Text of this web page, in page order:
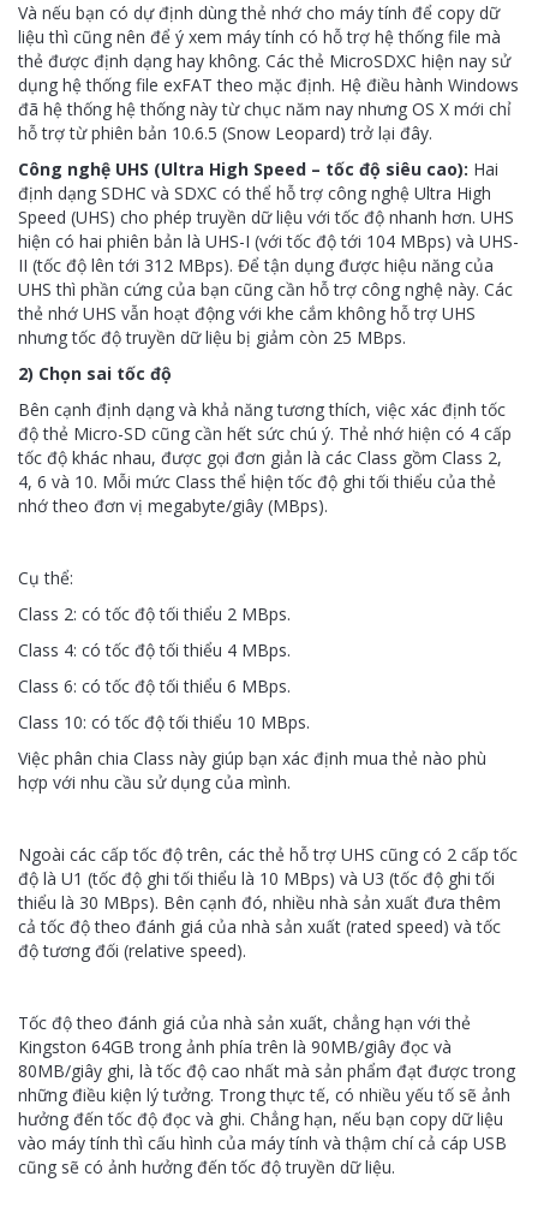
Và nếu bạn có dự định dùng thẻ nhớ cho máy tính để copy dữ
liệu thì cũng nên để ý xem máy tính có hỗ trợ hệ thống file mà
thẻ được định dạng hay không. Các thẻ MicroSDXC hiện nay sử
dụng hệ thống file exFAT theo mặc định. Hệ điều hành Windows
đã hệ thống hệ thống này từ chục năm nay nhưng OS X mới chỉ
hỗ trợ từ phiên bản 10.6.5 (Snow Leopard) trở lại đây.
Công nghệ UHS (Ultra High Speed – tốc độ siêu cao): Hai
định dạng SDHC và SDXC có thể hỗ trợ công nghệ Ultra High
Speed (UHS) cho phép truyền dữ liệu với tốc độ nhanh hơn. UHS
hiện có hai phiên bản là UHS-I (với tốc độ tới 104 MBps) và UHS-
II (tốc độ lên tới 312 MBps). Để tận dụng được hiệu năng của
UHS thì phần cứng của bạn cũng cần hỗ trợ công nghệ này. Các
thẻ nhớ UHS vẫn hoạt động với khe cắm không hỗ trợ UHS
nhưng tốc độ truyền dữ liệu bị giảm còn 25 MBps.
2) Chọn sai tốc độ
Bên cạnh định dạng và khả năng tương thích, việc xác định tốc
độ thẻ Micro-SD cũng cần hết sức chú ý. Thẻ nhớ hiện có 4 cấp
tốc độ khác nhau, được gọi đơn giản là các Class gồm Class 2,
4, 6 và 10. Mỗi mức Class thể hiện tốc độ ghi tối thiểu của thẻ
nhớ theo đơn vị megabyte/giây (MBps).
Cụ thể:
Class 2: có tốc độ tối thiểu 2 MBps.
Class 4: có tốc độ tối thiểu 4 MBps.
Class 6: có tốc độ tối thiểu 6 MBps.
Class 10: có tốc độ tối thiểu 10 MBps.
Việc phân chia Class này giúp bạn xác định mua thẻ nào phù
hợp với nhu cầu sử dụng của mình.
Ngoài các cấp tốc độ trên, các thẻ hỗ trợ UHS cũng có 2 cấp tốc
độ là U1 (tốc độ ghi tối thiểu là 10 MBps) và U3 (tốc độ ghi tối
thiểu là 30 MBps). Bên cạnh đó, nhiều nhà sản xuất đưa thêm
cả tốc độ theo đánh giá của nhà sản xuất (rated speed) và tốc
độ tương đối (relative speed).
Tốc độ theo đánh giá của nhà sản xuất, chẳng hạn với thẻ
Kingston 64GB trong ảnh phía trên là 90MB/giây đọc và
80MB/giây ghi, là tốc độ cao nhất mà sản phẩm đạt được trong
những điều kiện lý tưởng. Trong thực tế, có nhiều yếu tố sẽ ảnh
hưởng đến tốc độ đọc và ghi. Chẳng hạn, nếu bạn copy dữ liệu
vào máy tính thì cấu hình của máy tính và thậm chí cả cáp USB
cũng sẽ có ảnh hưởng đến tốc độ truyền dữ liệu.